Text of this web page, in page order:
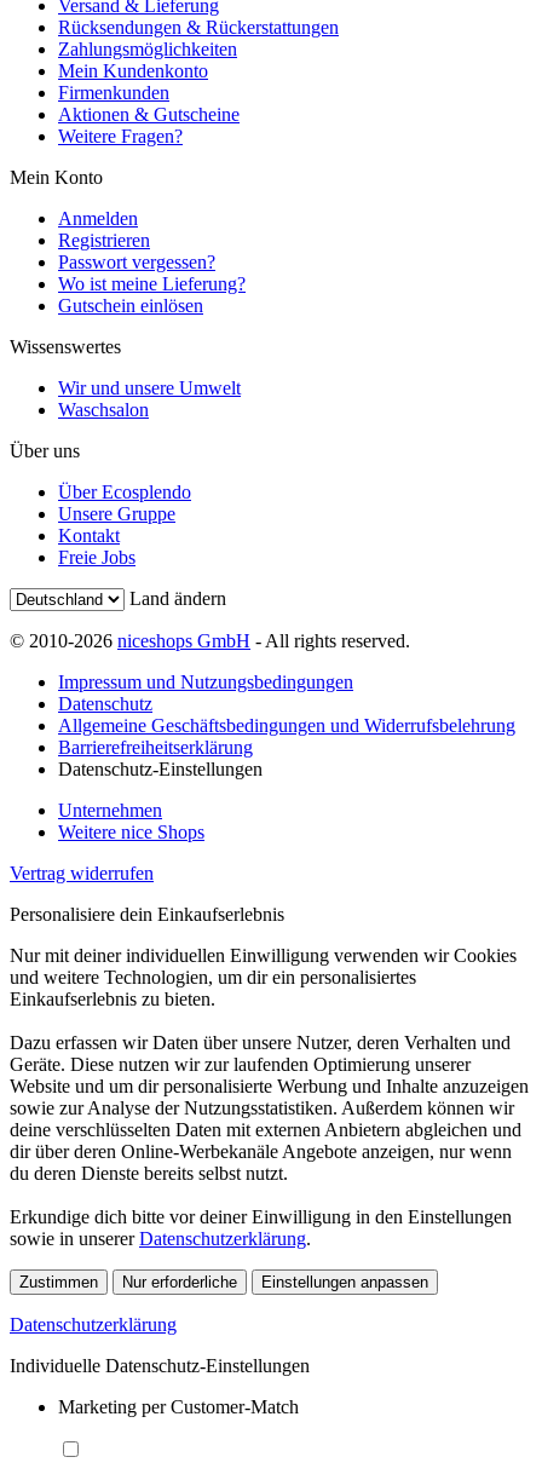
Versand & Lieferung
Rücksendungen & Rückerstattungen
Zahlungsmöglichkeiten
Mein Kundenkonto
Firmenkunden
Aktionen & Gutscheine
Weitere Fragen?
Mein Konto
Anmelden
Registrieren
Passwort vergessen?
Wo ist meine Lieferung?
Gutschein einlösen
Wissenswertes
Wir und unsere Umwelt
Waschsalon
Über uns
Über Ecosplendo
Unsere Gruppe
Kontakt
Freie Jobs
Land ändern
© 2010-2026 niceshops GmbH - All rights reserved.
Impressum und Nutzungsbedingungen
Datenschutz
Allgemeine Geschäftsbedingungen und Widerrufsbelehrung
Barrierefreiheitserklärung
Datenschutz-Einstellungen
Unternehmen
Weitere nice Shops
Vertrag widerrufen
Personalisiere dein Einkaufserlebnis
Nur mit deiner individuellen Einwilligung verwenden wir Cookies
und weitere Technologien, um dir ein personalisiertes
Einkaufserlebnis zu bieten.
Dazu erfassen wir Daten über unsere Nutzer, deren Verhalten und
Geräte. Diese nutzen wir zur laufenden Optimierung unserer
Website und um dir personalisierte Werbung und Inhalte anzuzeigen
sowie zur Analyse der Nutzungsstatistiken. Außerdem können wir
deine verschlüsselten Daten mit externen Anbietern abgleichen und
dir über deren Online-Werbekanäle Angebote anzeigen, nur wenn
du deren Dienste bereits selbst nutzt.
Erkundige dich bitte vor deiner Einwilligung in den Einstellungen
sowie in unsererDatenschutzerklärung.
Zustimmen Nur erforderliche Einstellungen anpassen
Datenschutzerklärung
Individuelle Datenschutz-Einstellungen
Marketing per Customer-Match